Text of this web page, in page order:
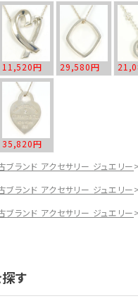
11,520円 29,580円
35,820円
ブランド アクセサリー ジュエリー
ブランド アクセサリー ジュエリー
ブランド アクセサリー ジュエリー
す